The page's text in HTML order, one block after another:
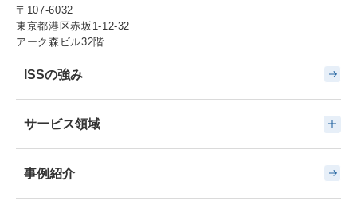
〒107-6032
東京都港区赤坂1-12-32
アーク森ビル32階
ISSの強み
サービス領域
事例紹介